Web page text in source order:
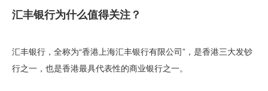
汇丰银行为什么值得关注？
汇丰银行，全称为“香港上海汇丰银行有限公司”，是香港三大发钞
行之一，也是香港最具代表性的商业银行之一。